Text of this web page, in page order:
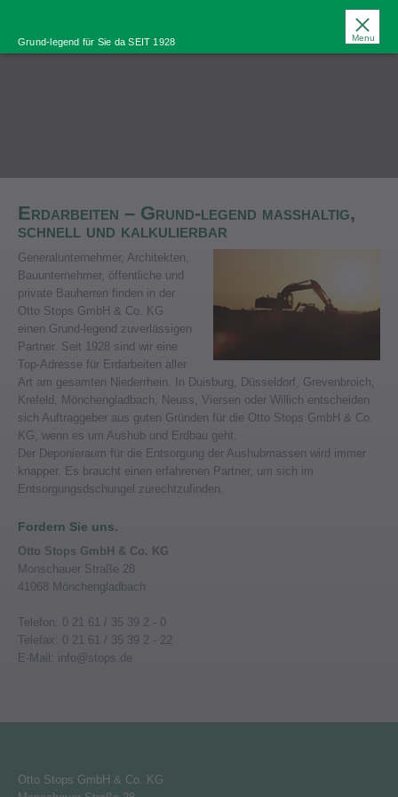
Menu
Grund-legend für Sie da SEIT 1928
Erdarbeiten – Grund-legend maßhaltig,
schnell und kalkulierbar
Generalunternehmer, Architekten,
Bauunternehmer, öffentliche und
private Bauherren finden in der
Otto Stops GmbH & Co. KG
einen Grund-legend zuverlässigen
Partner. Seit 1928 sind wir eine
Top-Adresse für Erdarbeiten aller
Art am gesamten Niederrhein. In Duisburg, Düsseldorf, Grevenbroich,
Krefeld, Mönchengladbach, Neuss, Viersen oder Willich entscheiden
sich Auftraggeber aus guten Gründen für die Otto Stops GmbH & Co.
KG, wenn es um Aushub und Erdbau geht.
Der Deponieraum für die Entsorgung der Aushubmassen wird immer
knapper. Es braucht einen erfahrenen Partner, um sich im
Entsorgungsdschungel zurechtzufinden.
Fordern Sie uns.
Otto Stops GmbH & Co. KG
Monschauer Straße 28
41068 Mönchengladbach
Telefon: 0 21 61 / 35 39 2 - 0
Telefax: 0 21 61 / 35 39 2 - 22
E-Mail: info@stops.de
Otto Stops GmbH & Co. KG